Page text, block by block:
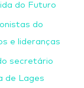
do Futuro
do
e lideranças
secretário
de Lages